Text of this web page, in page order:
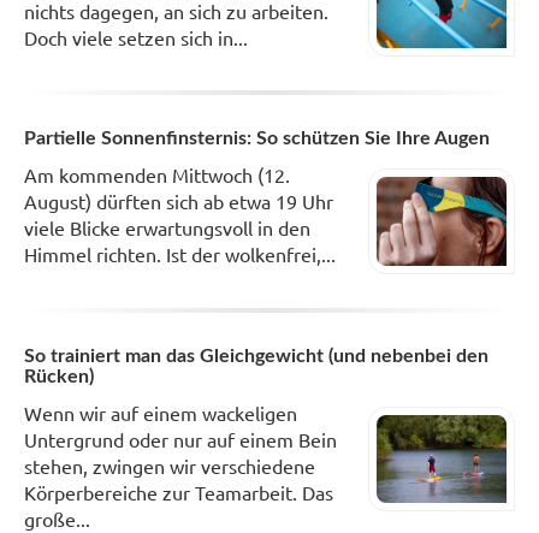
nichts dagegen, an sich zu arbeiten.
Doch viele setzen sich in...
Partielle Sonnenfinsternis: So schützen Sie Ihre Augen
Am kommenden Mittwoch (12.
August) dürften sich ab etwa 19 Uhr
viele Blicke erwartungsvoll in den
Himmel richten. Ist der wolkenfrei,...
So trainiert man das Gleichgewicht (und nebenbei den
Rücken)
Wenn wir auf einem wackeligen
Untergrund oder nur auf einem Bein
stehen, zwingen wir verschiedene
Körperbereiche zur Teamarbeit. Das
große...